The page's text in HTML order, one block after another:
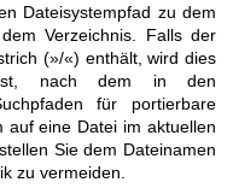
Dateisystempfad zu dem
Verzeichnis. Falls der
(»/«) enthält, wird dies
nach dem in den
für portierbare
auf eine Datei im aktuellen
Sie dem Dateinamen
zu vermeiden.